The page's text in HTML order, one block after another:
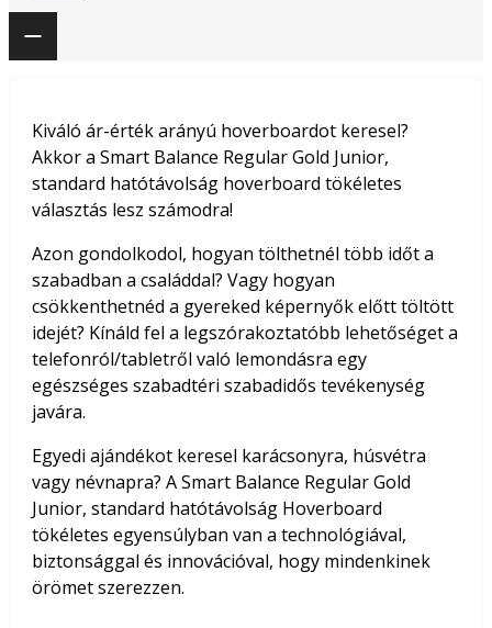
Kiváló ár-érték arányú hoverboardot keresel?
Akkor a Smart Balance Regular Gold Junior,
standard hatótávolság hoverboard tökéletes
választás lesz számodra!
Azon gondolkodol, hogyan tölthetnél több időt a
szabadban a családdal? Vagy hogyan
csökkenthetnéd a gyereked képernyők előtt töltött
idejét? Kínáld fel a legszórakoztatóbb lehetőséget a
telefonról/tabletről való lemondásra egy
egészséges szabadtéri szabadidős tevékenység
javára.
Egyedi ajándékot keresel karácsonyra, húsvétra
vagy névnapra? A Smart Balance Regular Gold
Junior, standard hatótávolság Hoverboard
tökéletes egyensúlyban van a technológiával,
biztonsággal és innovációval, hogy mindenkinek
örömet szerezzen.